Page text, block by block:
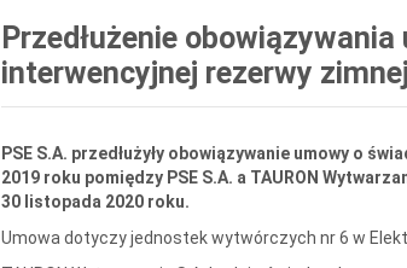
Przedłużenie
interwencyjnej rezerwy
PSE S.A. przedłużyły obowiązywanie umowy o
2019 roku pomiędzy PSE S.A. a TAURON
30 listopada 2020 roku.
Umowa dotyczy jednostek wytwórczych nr 6 w